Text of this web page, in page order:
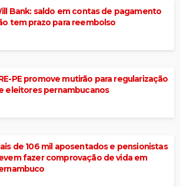
Bank: saldo em contas de pagamento
tem prazo para reembolso
PE promove mutirão para regularização
eleitores pernambucanos
de 106 mil aposentados e pensionistas
fazer comprovação de vida em